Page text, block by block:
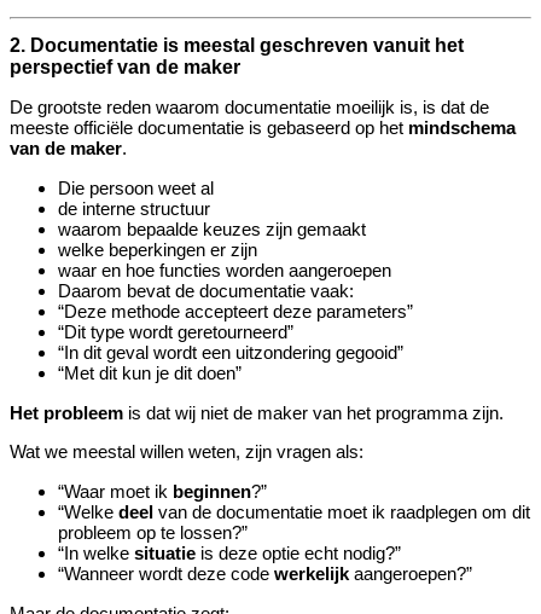
2. Documentatie is meestal geschreven vanuit het
perspectief van de maker
De grootste reden waarom documentatie moeilijk is, is dat de
meeste officiële documentatie is gebaseerd op het mindschema
van de maker.
Die persoon weet al
de interne structuur
waarom bepaalde keuzes zijn gemaakt
welke beperkingen er zijn
waar en hoe functies worden aangeroepen
Daarom bevat de documentatie vaak:
“Deze methode accepteert deze parameters”
“Dit type wordt geretourneerd”
“In dit geval wordt een uitzondering gegooid”
“Met dit kun je dit doen”
Het probleem is dat wij niet de maker van het programma zijn.
Wat we meestal willen weten, zijn vragen als:
“Waar moet ik beginnen?”
“Welke deel van de documentatie moet ik raadplegen om dit
probleem op te lossen?”
“In welke situatie is deze optie echt nodig?”
“Wanneer wordt deze code werkelijk aangeroepen?”